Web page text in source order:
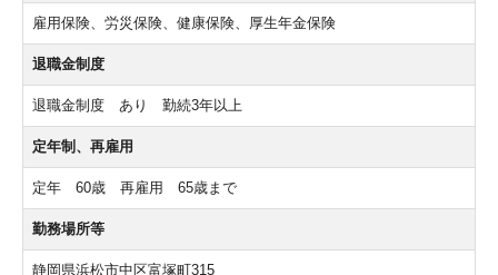
雇用保険、労災保険、健康保険、厚生年金保険
退職金制度
退職金制度 あり 勤続3年以上
定年制、再雇用
定年 60歳 再雇用 65歳まで
勤務場所等
静岡県浜松市中区富塚町315